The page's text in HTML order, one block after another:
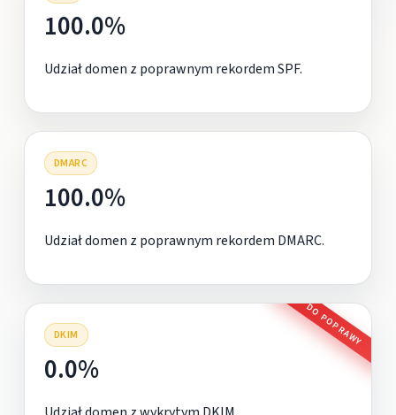
100.0%
Udział domen z poprawnym rekordem SPF.
DMARC
100.0%
Udział domen z poprawnym rekordem DMARC.
DKIM DO POPRAWY
0.0%